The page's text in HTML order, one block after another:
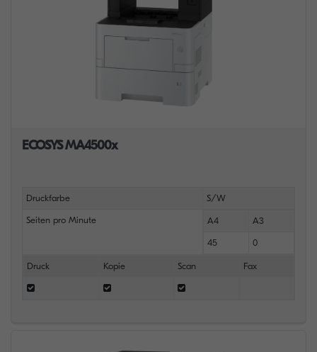
ECOSYS MA4500x
Druckfarbe S/W
Seiten pro Minute A4 A3
45 0
Druck Kopie Scan Fax